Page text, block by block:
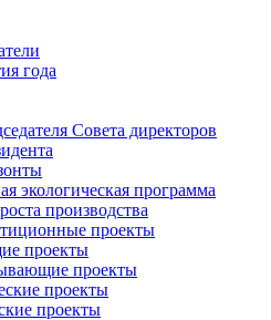
года
Совета директоров
экологическая программа
производства
проекты
проекты
проекты
проекты
проекты